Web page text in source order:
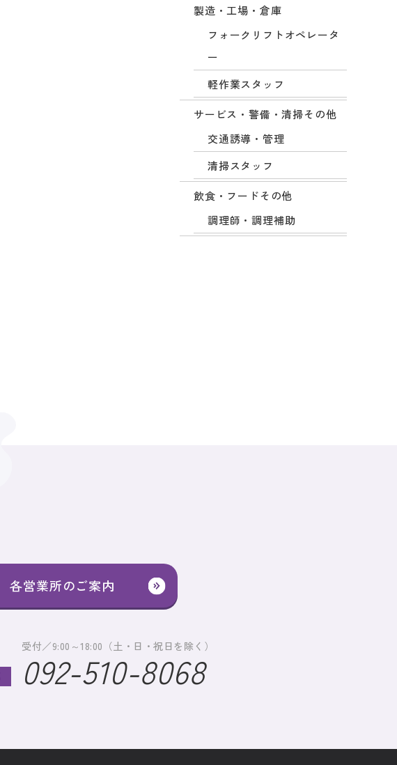
製造・工場・倉庫
フォークリフトオペレータ
ー
軽作業スタッフ
サービス・警備・清掃その他
交通誘導・管理
清掃スタッフ
飲食・フードその他
調理師・調理補助
各営業所のご案内
受付／9:00～18:00（土・日・祝日を除く）
092-510-8068